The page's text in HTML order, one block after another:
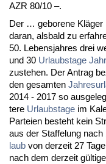
AZR 80/10 –.
Der … ge­bo­re­ne Kläger
dar­an, als­bald zu
50. Le­bens­jah­res drei
und 30 Ur­laubs­ta­ge
zu­ste­hen. Der An­trag
den ge­sam­ten
2014 - 2017 so
te­re Ur­laubs­ta­ge im
Par­tei­en be­steht kein
aus der Staf­fe­lung
laub von der­zeit 27
nach dem der­zeit